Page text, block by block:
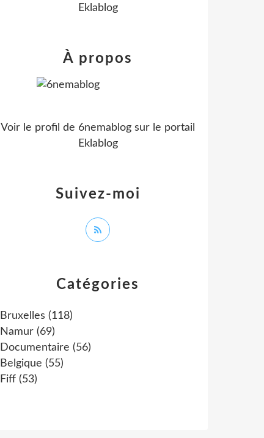
Catégories
Bruxelles (118)
Namur (69)
Documentaire (56)
Belgique (55)
Fiff (53)
Eklablog
Suivez-moi
À propos
Voir le profil de 6nemablog sur le portail
Eklablog